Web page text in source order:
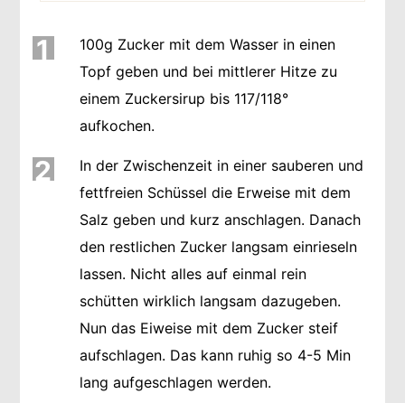
1
100g Zucker mit dem Wasser in einen
Topf geben und bei mittlerer Hitze zu
einem Zuckersirup bis 117/118°
aufkochen.
2
In der Zwischenzeit in einer sauberen und
fettfreien Schüssel die Erweise mit dem
Salz geben und kurz anschlagen. Danach
den restlichen Zucker langsam einrieseln
lassen. Nicht alles auf einmal rein
schütten wirklich langsam dazugeben.
Nun das Eiweise mit dem Zucker steif
aufschlagen. Das kann ruhig so 4-5 Min
lang aufgeschlagen werden.